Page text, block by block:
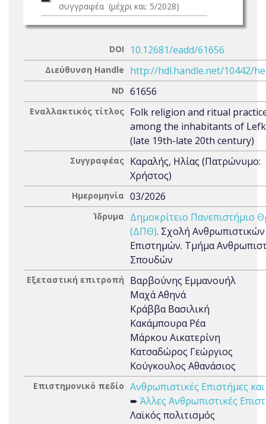
συγγραφέα (μέχρι και: 5/2028)
DOI 10.12681/eadd/61656
Διεύθυνση Handle http://hdl.handle.net/10442/
ND 61656
Εναλλακτικός τίτλος Folk religion and ritual
among the inhabitants of
(late 19th-late 20th century)
Συγγραφέας Καραλής, Ηλίας (Πατρώνυμο:
Χρήστος)
Ημερομηνία 03/2026
Ίδρυμα
Δημοκρίτειο Πανεπιστήμιο
(ΔΠΘ). Σχολή Ανθρωπιστικών
Επιστημών. Τμήμα
Σπουδών
Εξεταστική επιτροπή
Βαρβούνης Εμμανουήλ
Μαχά Αθηνά
Κράββα Βασιλική
Κακάμπουρα Ρέα
Μάρκου Αικατερίνη
Κατσαδώρος Γεώργιος
Κούγκουλος Αθανάσιος
Επιστημονικό πεδίο Ανθρωπιστικές Επιστήμες
➨ Άλλες Ανθρωπιστικές
Λαϊκός πολιτισμός